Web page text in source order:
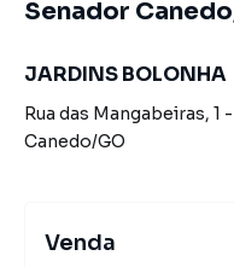
Senador
JARDINS BOLONHA
Rua das Mangabeiras, 1 -
Canedo/GO
Venda